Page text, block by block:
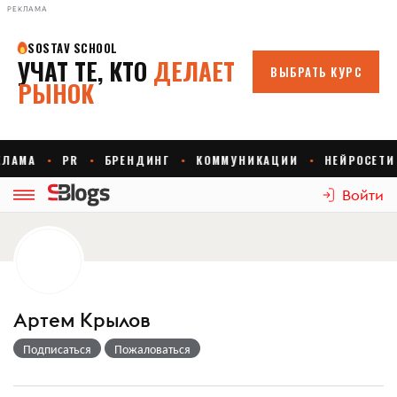
РЕКЛАМА
Войти
Артем Крылов
Подписаться Пожаловаться